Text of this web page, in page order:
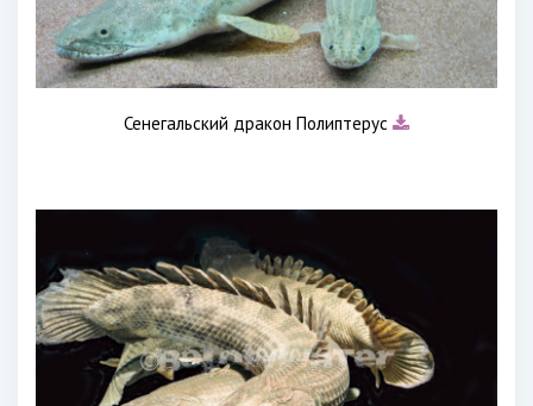
Сенегальский дракон Полиптерус